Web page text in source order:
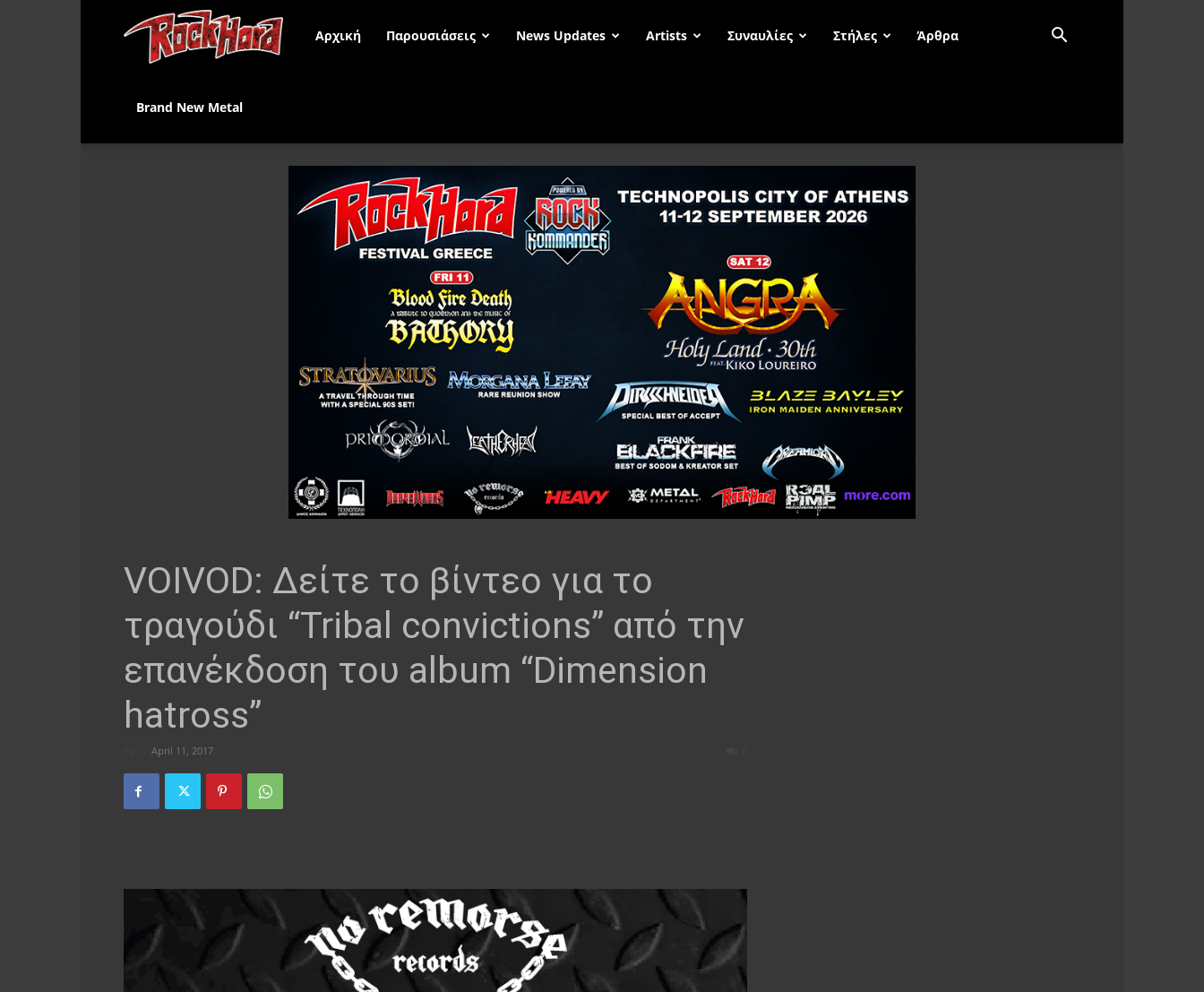
Rock
Αρχική Παρουσιάσεις News Updates Artists Συναυλίες Στήλες Άρθρα
Brand New Metal
VOIVOD: Δείτε το βίντεο για το
τραγούδι “Tribal convictions” από την
επανέκδοση του album “Dimension
hatross”
April 11, 2017